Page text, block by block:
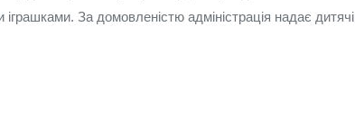
За домовленістю адміністрація надає дитячі